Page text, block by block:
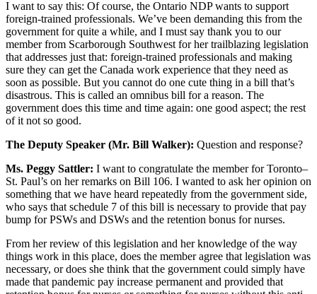
I want to say this: Of course, the Ontario NDP wants to support
foreign-trained professionals. We’ve been demanding this from the
government for quite a while, and I must say thank you to our
member from Scarborough Southwest for her trailblazing legislation
that addresses just that: foreign-trained professionals and making
sure they can get the Canada work experience that they need as
soon as possible. But you cannot do one cute thing in a bill that’s
disastrous. This is called an omnibus bill for a reason. The
government does this time and time again: one good aspect; the rest
of it not so good.
The Deputy Speaker (Mr. Bill Walker): Question and response?
Ms. Peggy Sattler: I want to congratulate the member for Toronto–
St. Paul’s on her remarks on Bill 106. I wanted to ask her opinion on
something that we have heard repeatedly from the government side,
who says that schedule 7 of this bill is necessary to provide that pay
bump for PSWs and DSWs and the retention bonus for nurses.
From her review of this legislation and her knowledge of the way
things work in this place, does the member agree that legislation was
necessary, or does she think that the government could simply have
made that pandemic pay increase permanent and provided that